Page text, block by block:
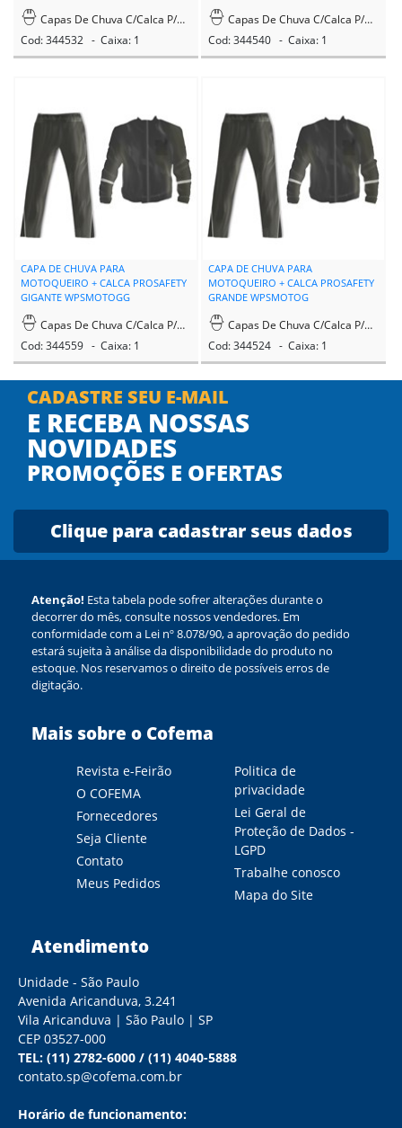
Capas De Chuva C/Calca P/Motoqueiro
Cod: 344532 - Caixa: 1
Capas De Chuva C/Calca P/Motoqueiro
Cod: 344540 - Caixa: 1
CAPA DE CHUVA PARA
MOTOQUEIRO + CALCA PROSAFETY
GIGANTE WPSMOTOGG
Capas De Chuva C/Calca P/Motoqueiro
Cod: 344559 - Caixa: 1
CAPA DE CHUVA PARA
MOTOQUEIRO + CALCA PROSAFETY
GRANDE WPSMOTOG
Capas De Chuva C/Calca P/Motoqueiro
Cod: 344524 - Caixa: 1
CADASTRE SEU E-MAIL
E RECEBA NOSSAS
NOVIDADES
PROMOÇÕES E OFERTAS
Clique para cadastrar seus dados
Atenção! Esta tabela pode sofrer alterações durante o
decorrer do mês, consulte nossos vendedores. Em
conformidade com a Lei nº 8.078/90, a aprovação do pedido
estará sujeita à análise da disponibilidade do produto no
estoque. Nos reservamos o direito de possíveis erros de
digitação.
Mais sobre o Cofema
Revista e-Feirão
O COFEMA
Fornecedores
Seja Cliente
Contato
Meus Pedidos
Politica de
privacidade
Lei Geral de
Proteção de Dados -
LGPD
Trabalhe conosco
Mapa do Site
Atendimento
Unidade - São Paulo
Avenida Aricanduva, 3.241
Vila Aricanduva | São Paulo | SP
CEP 03527-000
TEL: (11) 2782-6000 / (11) 4040-5888
contato.sp@cofema.com.br
Horário de funcionamento: